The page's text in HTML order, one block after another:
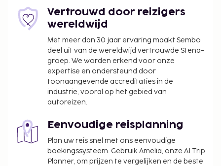
het bedrag van EUR 1000 niet overschrijden.
Neem voor meer informatie contact op met de
accommodatie via de gegevens in de
boekingsbevestiging.
Vertrouwd door reizigers
wereldwijd
Met meer dan 30 jaar ervaring maakt Sembo
deel uit van de wereldwijd vertrouwde Stena-
groep. We worden erkend voor onze
expertise en ondersteund door
toonaangevende accreditaties in de
industrie, vooral op het gebied van
autoreizen.
Eenvoudige reisplanning
Plan uw reis snel met ons eenvoudige
boekingssysteem. Gebruik Amelia, onze AI Trip
Planner, om prijzen te vergelijken en de beste